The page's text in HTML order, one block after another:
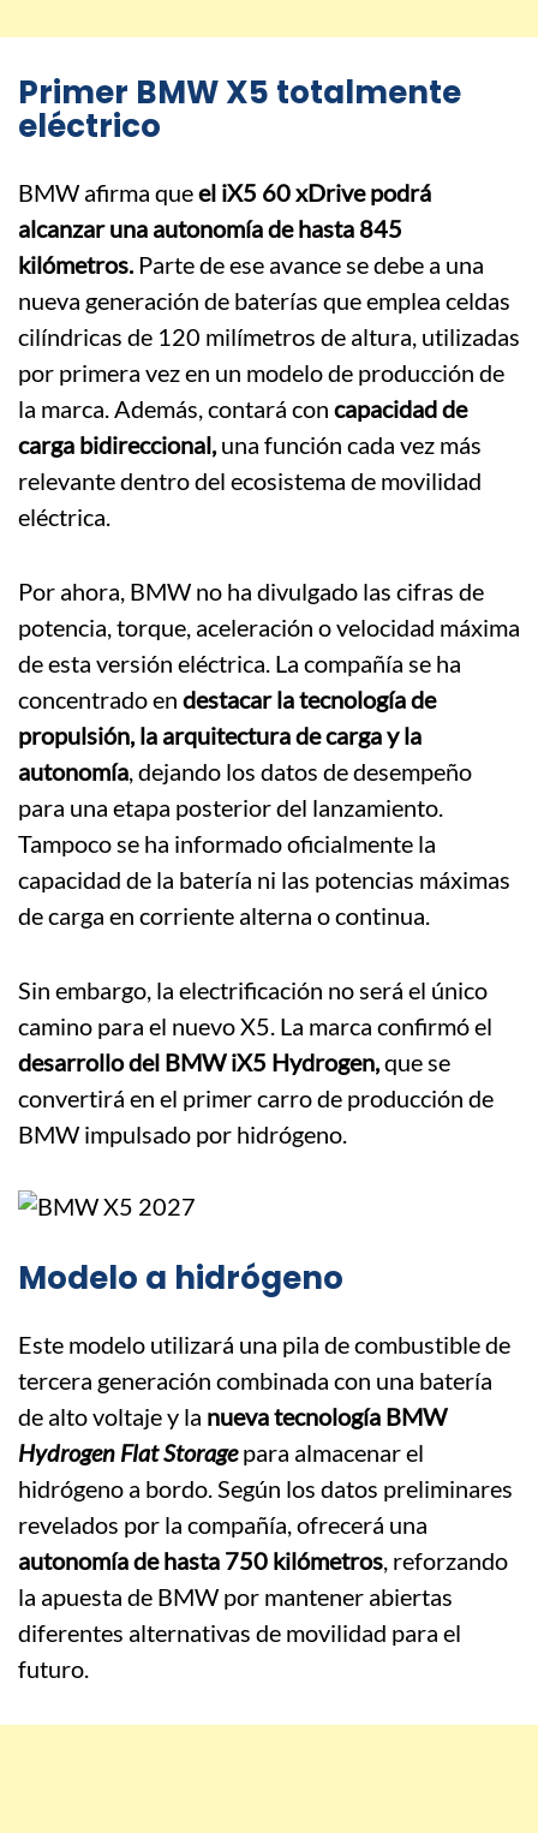
Primer BMW X5 totalmente
eléctrico
BMW afirma queel iX5 60 xDrive podrá
alcanzar una autonomía de hasta 845
kilómetros.Parte de ese avance se debe a una
nueva generación de baterías que emplea celdas
cilíndricas de 120 milímetros de altura, utilizadas
por primera vez en un modelo de producción de
la marca. Además, contará con capacidad de
carga bidireccional,una función cada vez más
relevante dentro del ecosistema de movilidad
eléctrica.
Por ahora, BMW no ha divulgado las cifras de
potencia, torque, aceleración o velocidad máxima
de esta versión eléctrica. La compañía se ha
concentrado en destacar la tecnología de
propulsión, la arquitectura de carga y la
autonomía, dejando los datos de desempeño
para una etapa posterior del lanzamiento.
Tampoco se ha informado oficialmente la
capacidad de la batería ni las potencias máximas
de carga en corriente alterna o continua.
Sin embargo, la electrificación no será el único
camino para el nuevo X5. La marca confirmó el
desarrollo del BMW iX5 Hydrogen,que se
convertirá en el primer carro de producción de
BMW impulsado por hidrógeno.
Modelo a hidrógeno
Este modelo utilizará una pila de combustible de
tercera generación combinada con una batería
de alto voltaje y la nueva tecnología BMW
Hydrogen Flat Storagepara almacenar el
hidrógeno a bordo. Según los datos preliminares
revelados por la compañía, ofrecerá una
autonomía de hasta 750 kilómetros, reforzando
la apuesta de BMW por mantener abiertas
diferentes alternativas de movilidad para el
futuro.